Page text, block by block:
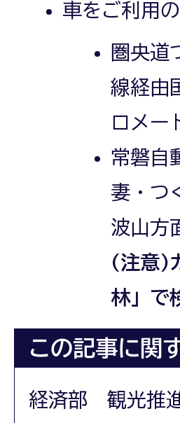
車をご利用
圏央道
線経由
ロメー
常磐自
妻・つ
波山方
(注意)
林」で
この記事に関
経済部 観光推